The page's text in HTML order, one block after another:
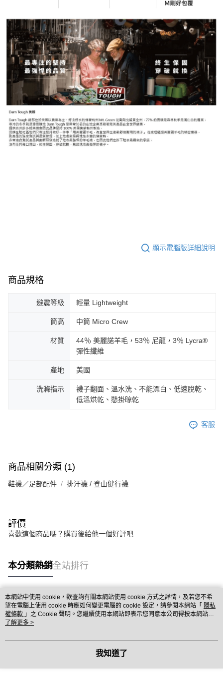
顯示電腦版詳細說明
商品規格
避震等級 輕量 Lightweight
筒高 中筒 Micro Crew
材質
44％ 美麗諾羊毛，53％ 尼龍，3％ Lycra®
彈性纖維
產地 美國
洗滌指示
襪子翻面、溫水洗、不能漂白、低速脫乾、
低溫烘乾、懸掛晾乾
客服
商品相關分類 (1)
鞋襪／足部配件 排汗襪 / 登山健行襪
評價
喜歡這個商品嗎？購買後給他一個好評吧
本分類熱銷全站排行
熱門標籤
本網站中使用 cookie，欲查詢有關本網站使用 cookie 方式之詳情，及若您不希
望在電腦上使用 cookie 時應如何變更電腦的 cookie 設定，請參閱本網站「 隱私
權條款 」之 Cookie 聲明。您繼續使用本網站即表示您同意本公司得按本網站使
用條款之 Cookie 聲明使用 cookie。
了解更多 >
我知道了